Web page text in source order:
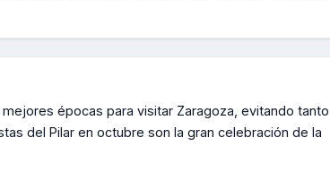
épocas para visitar Zaragoza, evitando tanto
del Pilar en octubre son la gran celebración de la